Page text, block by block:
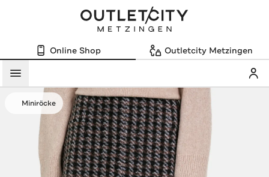
Online Shop Outletcity Metzingen
Menü
Miniröcke